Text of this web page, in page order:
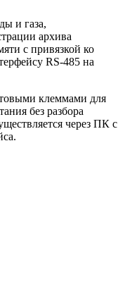
и газа,
архива
с привязкой ко
RS-485 на
клеммами для
без разбора
через ПК с